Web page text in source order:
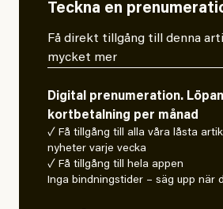
Teckna en
Få direkt tillgång till denna
mycket mer
Digital prenumeration.
kortbetalning per månad
✓ Få tillgång till alla våra låsta
nyheter varje vecka
✓ Få tillgång till hela appen
Inga bindningstider – säg upp när